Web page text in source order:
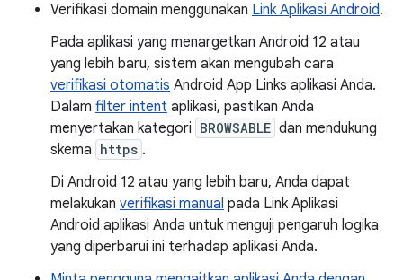
Verifikasi domain menggunakan Link Aplikasi Android.
Pada aplikasi yang menargetkan Android 12 atau
yang lebih baru, sistem akan mengubah cara
verifikasi otomatis Android App Links aplikasi Anda.
Dalam filter intent aplikasi, pastikan Anda
menyertakan kategori BROWSABLE dan mendukung
skema https .
Di Android 12 atau yang lebih baru, Anda dapat
melakukan verifikasi manual pada Link Aplikasi
Android aplikasi Anda untuk menguji pengaruh logika
yang diperbarui ini terhadap aplikasi Anda.